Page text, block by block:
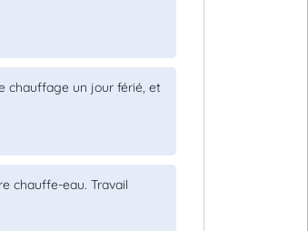
chauffage un jour férié, et
chauffe-eau. Travail